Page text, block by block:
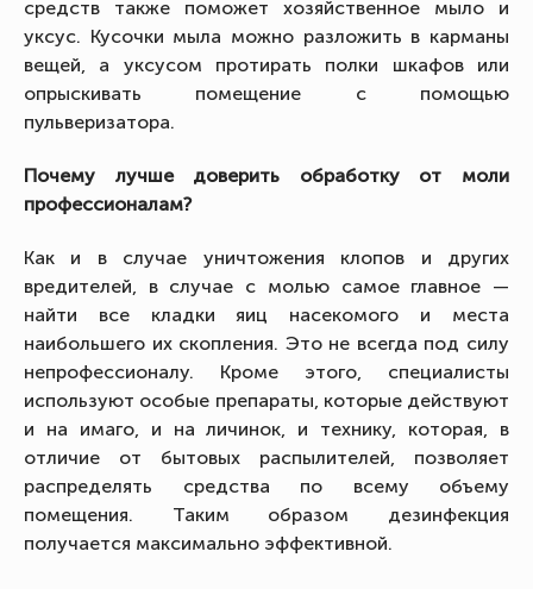
средств также поможет хозяйственное мыло и
уксус. Кусочки мыла можно разложить в карманы
вещей, а уксусом протирать полки шкафов или
опрыскивать помещение с помощью
пульверизатора.
Почему лучше доверить обработку от моли
профессионалам?
Как и в случае уничтожения клопов и других
вредителей, в случае с молью самое главное —
найти все кладки яиц насекомого и места
наибольшего их скопления. Это не всегда под силу
непрофессионалу. Кроме этого, специалисты
используют особые препараты, которые действуют
и на имаго, и на личинок, и технику, которая, в
отличие от бытовых распылителей, позволяет
распределять средства по всему объему
помещения. Таким образом дезинфекция
получается максимально эффективной.